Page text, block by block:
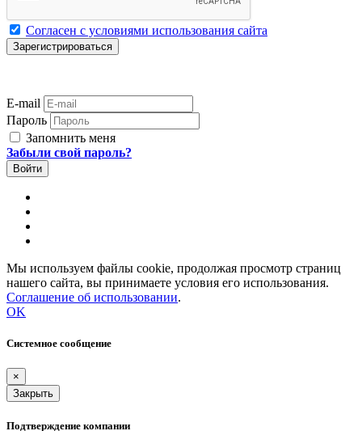
Согласен с условиями использования сайта
E-mail
Пароль
Запомнить меня
Забыли свой пароль?
Мы используем файлы cookie, продолжая просмотр страниц
нашего сайта, вы принимаете условия его использования.
Соглашение об использовании.
OK
Системное сообщение
×
Закрыть
Подтверждение компании